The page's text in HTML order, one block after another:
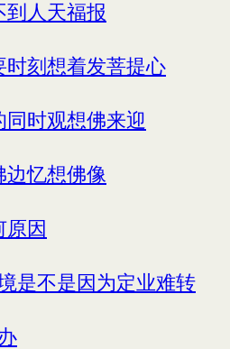
到人天福报
时刻想着发菩提心
同时观想佛来迎
边忆想佛像
因
是不是因为定业难转